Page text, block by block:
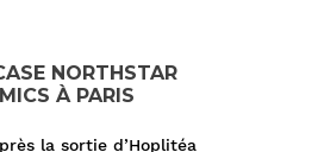
NORTHSTAR
À PARIS
la sortie d’Hoplitéa